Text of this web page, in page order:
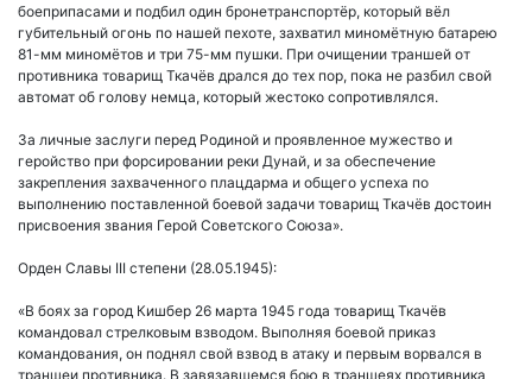
боеприпасами и подбил один бронетранспортёр, который вёл
губительный огонь по нашей пехоте, захватил миномётную батарею
81-мм миномётов и три 75-мм пушки. При очищении траншей от
противника товарищ Ткачёв дрался до тех пор, пока не разбил свой
автомат об голову немца, который жестоко сопротивлялся.
За личные заслуги перед Родиной и проявленное мужество и
геройство при форсировании реки Дунай, и за обеспечение
закрепления захваченного плацдарма и общего успеха по
выполнению поставленной боевой задачи товарищ Ткачёв достоин
присвоения звания Герой Советского Союза».
Орден Славы III степени (28.05.1945):
«В боях за город Кишбер 26 марта 1945 года товарищ Ткачёв
командовал стрелковым взводом. Выполняя боевой приказ
командования, он поднял свой взвод в атаку и первым ворвался в
траншеи противника. В завязавшемся бою в траншеях противника